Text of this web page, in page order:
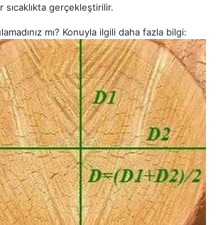
gerçekleştirilir.
mı? Konuyla ilgili daha fazla bilgi: